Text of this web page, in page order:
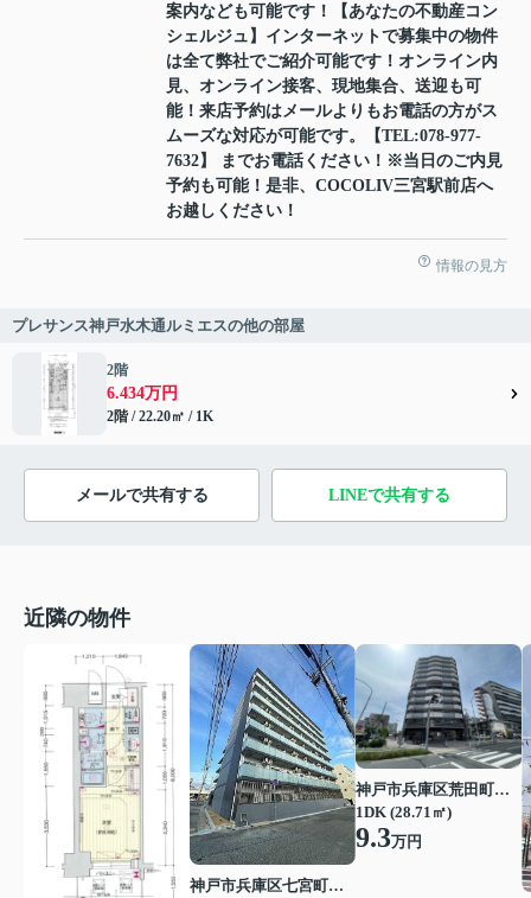
案内なども可能です！【あなたの不動産コン
シェルジュ】インターネットで募集中の物件
は全て弊社でご紹介可能です！オンライン内
見、オンライン接客、現地集合、送迎も可
能！来店予約はメールよりもお電話の方がス
ムーズな対応が可能です。【TEL:078-977-
7632】 までお電話ください！※当日のご内見
予約も可能！是非、COCOLIV三宮駅前店へ
お越しください！
情報の見方
プレサンス神戸水木通ルミエスの他の部屋
2階
6.434万円
2階 / 22.20㎡ / 1K
メールで共有する LINEで共有する
近隣の物件
神戸市兵庫区七宮町１丁目
神戸市兵庫区荒田町１丁目
1DK (28.71㎡)
9.3万円